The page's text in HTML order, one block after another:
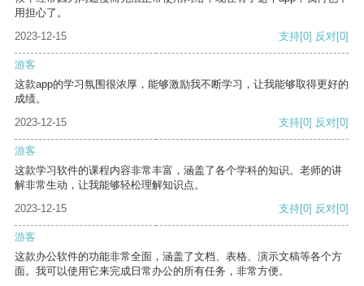
用担心了。
2023-12-15
支持[0] 反对[0]
游客
这款app的学习氛围很浓厚，能够激励我不断学习，让我能够取得更好的
成绩。
2023-12-15
支持[0] 反对[0]
游客
这款学习软件的课程内容非常丰富，涵盖了各个学科的知识。老师的讲
解非常生动，让我能够轻松理解知识点。
2023-12-15
支持[0] 反对[0]
游客
这款办公软件的功能非常全面，涵盖了文档、表格、演示文稿等各个方
面。我可以使用它来完成日常办公的所有任务，非常方便。